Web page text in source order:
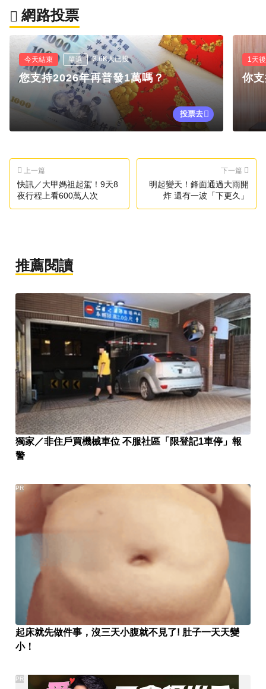
網路投票
今天結束 單選 3.6K人已投
您支持2026年再普發1萬嗎？
投票去
1天
你
上一篇
快訊／大甲媽祖起駕！9天8
夜行程上看600萬人次
下一篇
明起變天！鋒面通過大雨開
炸 還有一波「下更久」
推薦閱讀
獨家／非住戶買機械車位 不服社區「限登記1車停」報
警
起床就先做件事，沒三天小腹就不見了! 肚子一天天變
小！
PR
PR